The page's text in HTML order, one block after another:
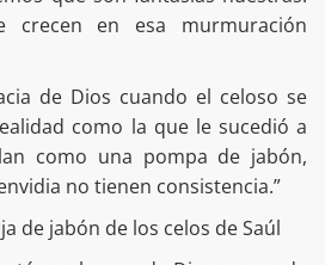
crecen en esa murmuración
de Dios cuando el celoso se
como la que le sucedió a
como una pompa de jabón,
no tienen consistencia.”
de jabón de los celos de Saúl